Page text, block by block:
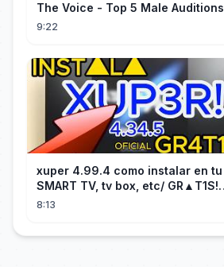
The Voice - Top 5 Male Auditions
9:22
xuper 4.99.4 como instalar en tu
SMART TV, tv box, etc/ GR▲T1S!
facil y rápido/ 2026
8:13